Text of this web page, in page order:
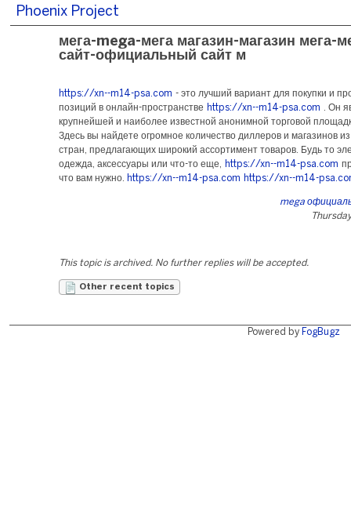
Phoenix Project
мега-mega-мега магазин-магазин мега-
сайт-официальный сайт м
https://xn--m14-psa.com - это лучший вариант для покупки и
позиций в онлайн-пространстве
https://xn--m14-psa.com . Он
крупнейшей и наиболее известной анонимной торговой
Здесь вы найдете огромное количество диллеров и магазинов
стран, предлагающих широкий ассортимент товаров. Будь то
одежда, аксессуары или что-то еще,
https://xn--m14-psa.com
что вам нужно.
https://xn--m14-psa.com https://xn--m14-
mega
This topic is archived. No further replies will be accepted.
Other recent topics
Powered by FogBugz